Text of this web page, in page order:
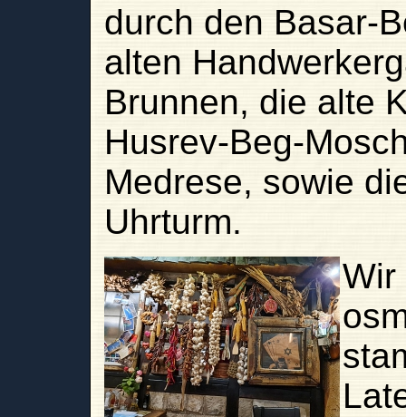
durch den Basar-
alten
Brunnen, die alte
Husrev-Beg-
Medrese, sowie
Uhrturm.
Wir